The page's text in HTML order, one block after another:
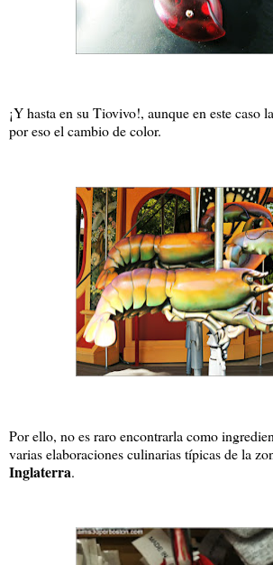
¡Y hasta en su Tiovivo!, aunque en este caso
por eso el cambio de color.
Por ello, no es raro encontrarla como
varias elaboraciones culinarias típicas de la
Inglaterra.